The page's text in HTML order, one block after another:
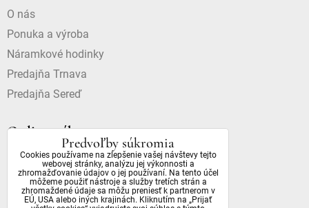
O nás
Ponuka a výroba
Náramkové hodinky
Predajňa Trnava
Predajňa Sereď
Online nákup
Doprava a platba
Dostupnosť a dôležité informácie
Obchodné podmienky
Predvoľby súkromia
Cookies používame na zlepšenie vašej návštevy tejto
webovej stránky, analýzu jej výkonnosti a
zhromažďovanie údajov o jej používaní. Na tento účel
môžeme použiť nástroje a služby tretích strán a
zhromaždené údaje sa môžu preniesť k partnerom v
EÚ, USA alebo iných krajinách. Kliknutím na „Prijať